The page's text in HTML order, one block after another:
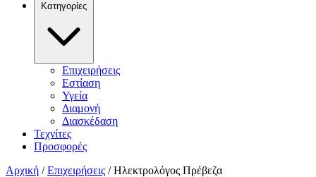
Κατηγορίες
Επιχειρήσεις
Εστίαση
Υγεία
Διαμονή
Διασκέδαση
Τεχνίτες
Προσφορές
Αρχική / Επιχειρήσεις / Ηλεκτρολόγος Πρέβεζα